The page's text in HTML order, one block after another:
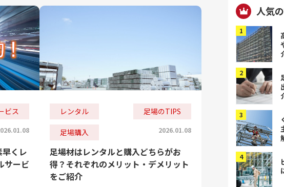
ビス
早くレ
サービ
レンタル 足場のTIPS
足場購入 2026.01.08
足場材はレンタルと購入どちらがお
得？それぞれのメリット・デメリット
をご紹介
人気